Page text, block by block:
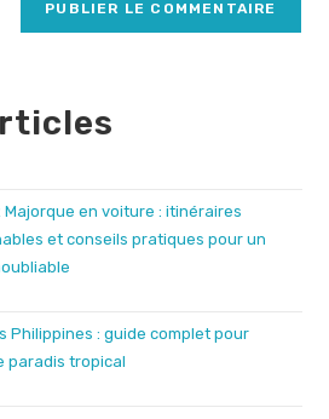
Majorque en voiture : itinéraires
et conseils pratiques pour un
Philippines : guide complet pour
paradis tropical